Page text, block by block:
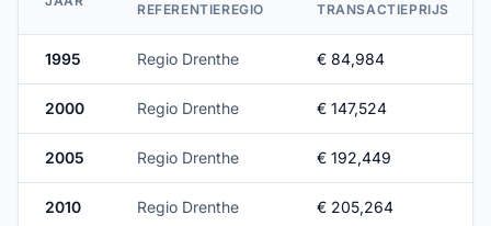
REFERENTIEREGIO TRANSACTIEPRIJS
1995 Regio Drenthe € 84,984
2000 Regio Drenthe € 147,524
2005 Regio Drenthe € 192,449
2010 Regio Drenthe € 205,264